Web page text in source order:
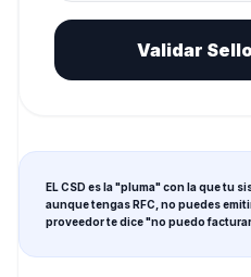
Validar
EL CSD es la "pluma" con la que tu
aunque tengas RFC, no puedes
proveedor te dice "no puedo